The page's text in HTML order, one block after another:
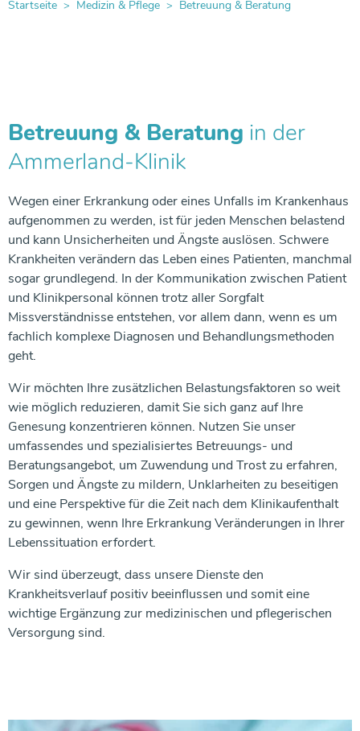
Pflegemanagement
Hygienemanagement
Qualitätsmanagement
Schmerzarmes Krankenhaus
Informationen für Einweiser
SpringerTeam der Pflege
Arbeiten im Zentral-OP
Startseite Medizin & Pflege Betreuung & Beratung
Gefäß- & Thoraxchirurgie
Gefäßzentrum
Verdauungsorgane
Endometriosezentrum
Gastroenterologie und Allgemeine Innere Medizin
Neurologie
Schilddrüsenzentrum
Nieren & Harnwege
Urologie
Beckenbodenzentrum
Uroonkologisches Zentrum
Blut-, Lymph- & Immunsystem
Gastroenterologie und Allgemeine Innere Medizin
Gefäß- & Thoraxchirurgie
Gefäßzentrum
Muskeln, Haut, Knochen & Gelenke
Neurologie
Wundzentrum
Betreuung & Beratung in der
Ammerland-Klinik
Wegen einer Erkrankung oder eines Unfalls im Krankenhaus
aufgenommen zu werden, ist für jeden Menschen belastend
und kann Unsicherheiten und Ängste auslösen. Schwere
Krankheiten verändern das Leben eines Patienten, manchmal
sogar grundlegend. In der Kommunikation zwischen Patient
und Klinikpersonal können trotz aller Sorgfalt
Missverständnisse entstehen, vor allem dann, wenn es um
fachlich komplexe Diagnosen und Behandlungsmethoden
geht.
Wir möchten Ihre zusätzlichen Belastungsfaktoren so weit
wie möglich reduzieren, damit Sie sich ganz auf Ihre
Genesung konzentrieren können. Nutzen Sie unser
umfassendes und spezialisiertes Betreuungs- und
Beratungsangebot, um Zuwendung und Trost zu erfahren,
Sorgen und Ängste zu mildern, Unklarheiten zu beseitigen
und eine Perspektive für die Zeit nach dem Klinikaufenthalt
zu gewinnen, wenn Ihre Erkrankung Veränderungen in Ihrer
Lebenssituation erfordert.
Wir sind überzeugt, dass unsere Dienste den
Krankheitsverlauf positiv beeinflussen und somit eine
wichtige Ergänzung zur medizinischen und pflegerischen
Versorgung sind.